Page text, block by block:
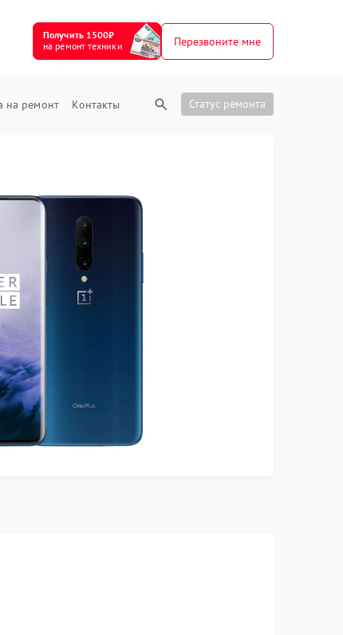
Получить 1500₽
на ремонт техники
Перезвоните мне
на ремонт Контакты Статус ремонта